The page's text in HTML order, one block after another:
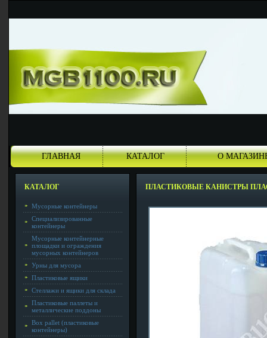
ГЛАВНАЯ КАТАЛОГ О
КАТАЛОГ
Мусорные контейнеры
Специализированные
контейнеры
Мусорные контейнерные
площадки и ограждения
мусорных контейнеров
Урны для мусора
Пластиковые ящики
Стеллажи и ящики для склада
Пластиковые паллеты и
металлические поддоны
Box pallet (пластиковые
контейнеры)
ПЛАСТИКОВЫЕ КАНИСТРЫ